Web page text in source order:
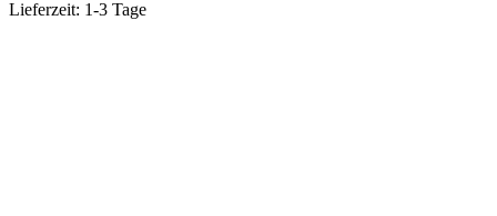
Lieferzeit: 1-3 Tage